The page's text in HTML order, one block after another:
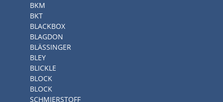
BKM
BKT
BLACKBOX
BLAGDON
BLÄSSINGER
BLEY
BLICKLE
BLOCK
BLOCK
SCHMIERSTOFF